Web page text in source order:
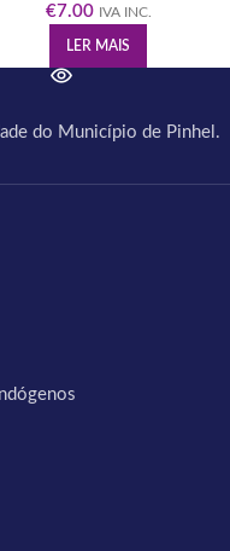
€7.00 IVA INC.
LER MAIS
do Município de Pinhel.